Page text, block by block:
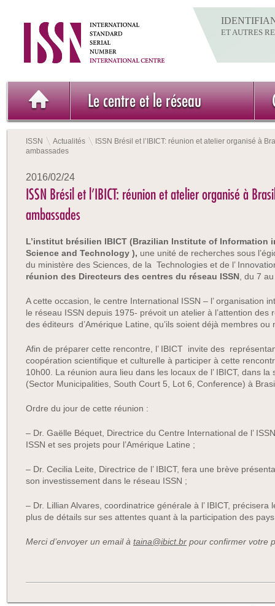
ET AUTRES
Le centre et le réseau
ISSN Actualités
ISSN Brésil et l’IBICT: réunion et atelier organisé à
ambassades
2016/02/24
ISSN Brésil et l’IBICT: réunion et atelier organisé à
ambassades
L’institut brésilien IBICT (Brazilian Institute of Information
Science and Technology ), une unité de recherches sous
du ministère des Sciences, de la Technologies et de l’
réunion des Directeurs des centres du réseau ISSN , du 7
A cette occasion, le centre International ISSN – l’ organisation
le réseau ISSN depuis 1975- prévoit un atelier à l’attention
des éditeurs d’Amérique Latine, qu’ils soient déjà membres ou
Afin de préparer cette rencontre, l’ IBICT invite des
coopération scientifique et culturelle à participer à cette
10h00. La réunion aura lieu dans les locaux de l’ IBICT, dans
(Sector Municipalities, South Court 5, Lot 6, Conference) à
Ordre du jour de cette réunion :
– Dr. Gaëlle Béquet, Directrice du Centre International de l’
ISSN et ses projets pour l’Amérique Latine ;
– Dr. Cecilia Leite, Directrice de l’ IBICT, fera une brève
son investissement dans le réseau ISSN ;
– Dr. Lillian Alvares, coordinatrice générale à l’ IBICT, précisera
plus de détails sur ses attentes quant à la participation des
Merci d’envoyer un email à taina@ibict.br pour confirmer votre